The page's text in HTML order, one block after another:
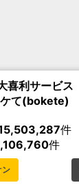
喜利サービス
て(bokete)
件
件
ン